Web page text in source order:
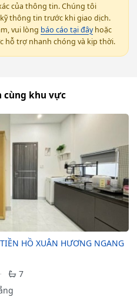
của thông tin. Chúng tôi
thông tin trước khi giao dịch.
vui lòng báo cáo tại đâyhoặc
hỗ trợ nhanh chóng và kịp thời.
cùng khu vực
HỒ XUÂN HƯƠNG NGANG
7